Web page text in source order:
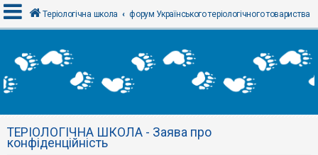
х
і
Р
е
Теріологічна школа форум Українського теріологічного товариства
ТЕРІОЛОГІЧНА ШКОЛА - Заява про
конфіденційність